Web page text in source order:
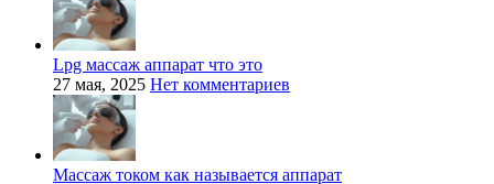
Lpg массаж аппарат что это
27 мая, 2025 Нет комментариев
Массаж током как называется аппарат